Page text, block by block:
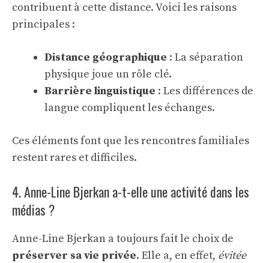
contribuent à cette distance. Voici les raisons
principales :
Distance géographique : La séparation
physique joue un rôle clé.
Barrière linguistique : Les différences de
langue compliquent les échanges.
Ces éléments font que les rencontres familiales
restent rares et difficiles.
4. Anne-Line Bjerkan a-t-elle une activité dans les
médias ?
Anne-Line Bjerkan a toujours fait le choix de
préserver sa vie privée. Elle a, en effet, évitée